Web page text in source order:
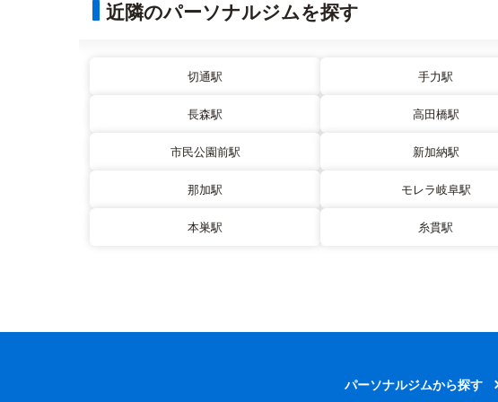
近隣のパーソナルジムを探す
切通駅 手力駅
長森駅 高田橋駅
市民公園前駅 新加納駅
那加駅 モレラ岐阜駅
本巣駅 糸貫駅
パーソナルジムから探す